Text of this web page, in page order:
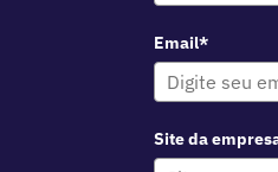
Email*
Site da